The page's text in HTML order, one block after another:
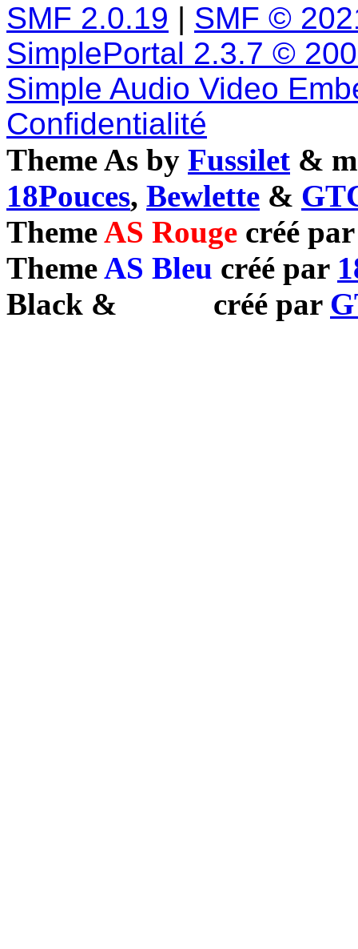
SMF 2.0.19 | SMF ©
SimplePortal 2.3.7 ©
Simple Audio Video
Confidentialité
Theme As by Fussilet &
18Pouces, Bewlette &
ThemeAS Rouge créé
ThemeAS Bleu créé par
Black & créé par